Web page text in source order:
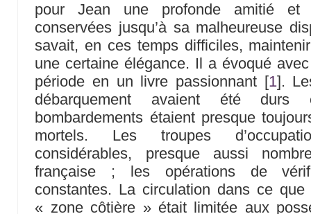
pour Jean une profonde amitié et
conservées jusqu’à sa malheureuse
savait, en ces temps difficiles,
une certaine élégance. Il a évoqué
période en un livre passionnant [1].
débarquement avaient été
bombardements étaient presque
mortels. Les troupes
considérables, presque aussi
française ; les opérations de
constantes. La circulation dans ce
« zone côtière » était limitée aux